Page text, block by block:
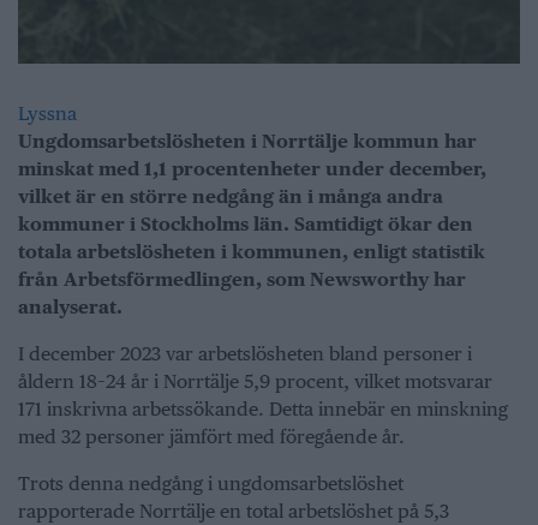
Lyssna
Ungdomsarbetslösheten i Norrtälje kommun har
minskat med 1,1 procentenheter under december,
vilket är en större nedgång än i många andra
kommuner i Stockholms län. Samtidigt ökar den
totala arbetslösheten i kommunen, enligt statistik
från Arbetsförmedlingen, som Newsworthy har
analyserat.
I december 2023 var arbetslösheten bland personer i
åldern 18–24 år i Norrtälje 5,9 procent, vilket motsvarar
171 inskrivna arbetssökande. Detta innebär en minskning
med 32 personer jämfört med föregående år.
Trots denna nedgång i ungdomsarbetslöshet
rapporterade Norrtälje en total arbetslöshet på 5,3